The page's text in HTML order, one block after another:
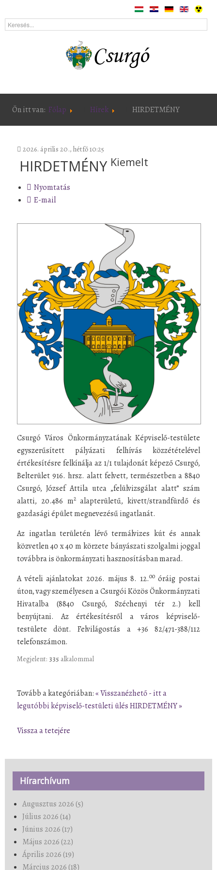
Ön itt van: Főlap Hírek HIRDETMÉNY
2026. április 20., hétfő 10:25
HIRDETMÉNY Kiemelt
Nyomtatás
E-mail
Csurgó Város Önkormányzatának Képviselő-testülete
egyszerűsített pályázati felhívás közzétételével
értékesítésre felkínálja az 1/1 tulajdonát képező Csurgó,
Belterület 916. hrsz. alatt felvett, természetben a 8840
Csurgó, József Attila utca „felülvizsgálat alatt” szám
alatti, 20.486 m2alapterületű, kivett/strandfürdő és
gazdasági épület megnevezésű ingatlanát.
Az ingatlan területén lévő termálvizes kút és annak
közvetlen 40 x 40 m körzete bányászati szolgalmi joggal
továbbra is önkormányzati hasznosításban marad.
A vételi ajánlatokat 2026. május 8. 12.00óráig postai
úton, vagy személyesen a Csurgói Közös Önkormányzati
Hivatalba (8840 Csurgó, Széchenyi tér 2.) kell
benyújtani. Az értékesítésről a város képviselő-
testülete dönt. Felvilágostás a +36 82/471-388/112
telefonszámon.
Megjelent: 335 alkalommal
Tovább a kategóriában:« Visszanézhető - itt a
legutóbbi képviselő-testületi ülésHIRDETMÉNY »
Vissza a tetejére
Hírarchívum
Augusztus 2026 (5)
Július 2026 (14)
Június 2026 (17)
Május 2026 (22)
Április 2026 (19)
Március 2026 (18)